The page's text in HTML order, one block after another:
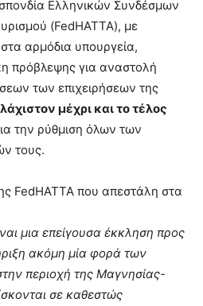
Ελληνικών Συνδέσμων
(FedHATTA), με
αρμόδια υπουργεία,
πρόβλεψης για αναστολή
των επιχειρήσεων της
μέχρι και το τέλος
την ρύθμιση όλων των
τους.
FedHATTA που απεστάλη στα
μια επείγουσα έκκληση προς
ακόμη μία φορά των
περιοχή της Μαγνησίας-
σε καθεστώς